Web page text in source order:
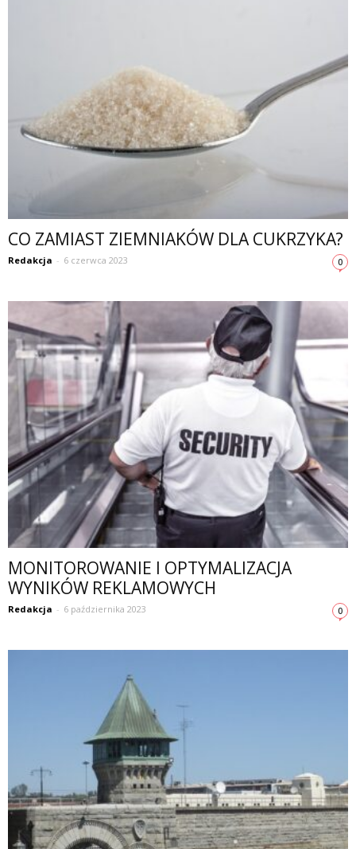
CO ZAMIAST ZIEMNIAKÓW DLA CUKRZYKA?
Redakcja - 6 czerwca 2023 0
MONITOROWANIE I OPTYMALIZACJA
WYNIKÓW REKLAMOWYCH
Redakcja - 6 października 2023 0